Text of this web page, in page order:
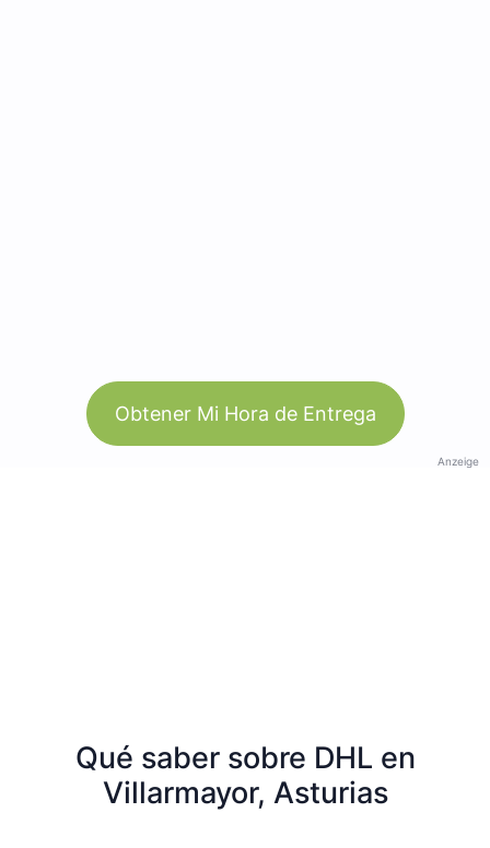
Obtener Mi Hora de Entrega
Anzeige
Qué saber sobre DHL en
Villarmayor, Asturias